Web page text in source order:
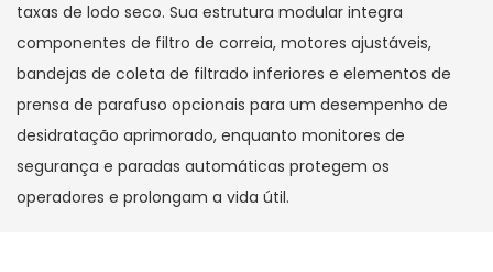
taxas de lodo seco. Sua estrutura modular integra
componentes de filtro de correia, motores ajustáveis,
bandejas de coleta de filtrado inferiores e elementos de
prensa de parafuso opcionais para um desempenho de
desidratação aprimorado, enquanto monitores de
segurança e paradas automáticas protegem os
operadores e prolongam a vida útil.